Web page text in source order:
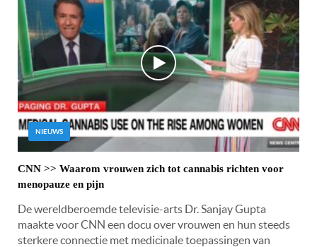
NIEUWS
CNN >> Waarom vrouwen zich tot cannabis richten voor
menopauze en pijn
De wereldberoemde televisie-arts Dr. Sanjay Gupta
maakte voor CNN een docu over vrouwen en hun steeds
sterkere connectie met medicinale toepassingen van